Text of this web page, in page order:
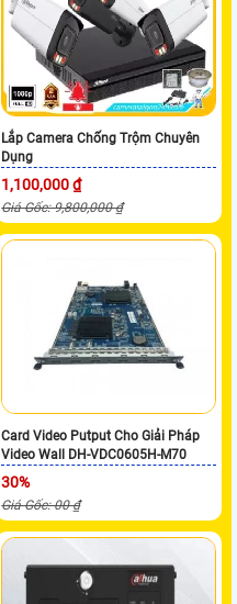
Lắp Camera Chống Trộm Chuyên
Dụng
1,100,000 ₫
Giá Gốc: 9,800,000 ₫
Card Video Putput Cho Giải Pháp
Video Wall DH-VDC0605H-M70
30%
Giá Gốc: 00 ₫